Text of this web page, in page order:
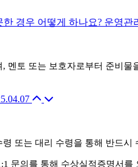
경우 어떻게 하나요? 운영관
멘토 또는 보호자로부터 준비
또는 대리 수령을 통해 반드시
문의를 통해 수상실적증명서를